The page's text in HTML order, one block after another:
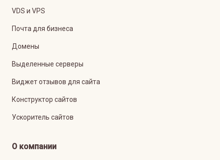
VDS и VPS
Почта для бизнеса
Домены
Выделенные серверы
Виджет отзывов для сайта
Конструктор сайтов
Ускоритель сайтов
О компании